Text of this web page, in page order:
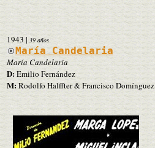
1943 | 39 años
María Candelaria
María Candelaria
D:Emilio Fernández
M:Rodolfo Halffter & Francisco Domínguez